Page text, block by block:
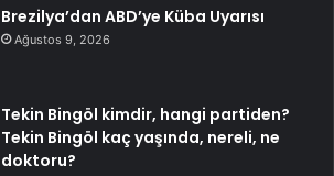
Brezilya’dan ABD’ye Küba Uyarısı
Ağustos 9, 2026
Tekin Bingöl kimdir, hangi partiden?
Tekin Bingöl kaç yaşında, nereli, ne
doktoru?